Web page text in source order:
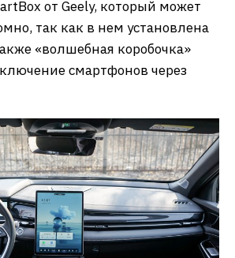
от Geely, который может
так как в нем установлена
«волшебная коробочка»
смартфонов через